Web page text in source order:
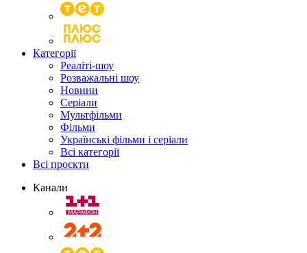
Категорії
Реаліті-шоу
Розважальні шоу
Новини
Серіали
Мультфільми
Фільми
Українські фільми і серіали
Всі категорії
Всі проєкти
Канали